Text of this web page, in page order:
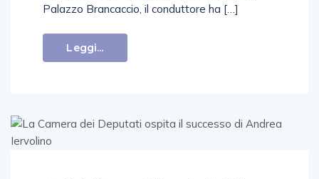
Palazzo Brancaccio, il conduttore ha […]
Leggi...